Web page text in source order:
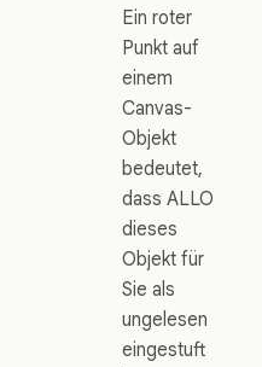
Ein roter
Punkt auf
einem
Canvas-
Objekt
bedeutet,
dass ALLO
dieses
Objekt für
Sie als
ungelesen
eingestuft